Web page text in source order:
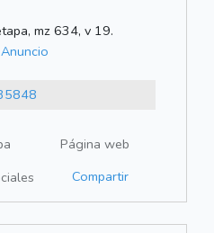
mz 634, v 19.
Página web
Compartir